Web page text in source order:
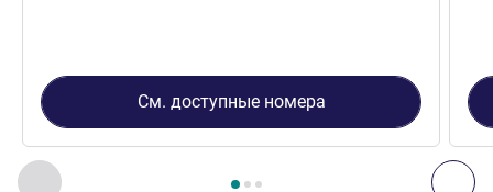
Назад - Номер
Страница , Номер 1 : CLASSIC 2 DOUBLES, 185sf,
См. доступные номера